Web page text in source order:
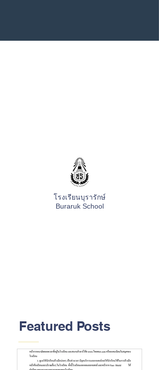
โรงเรียนบุรารักษ์
Buraruk School
Featured Posts